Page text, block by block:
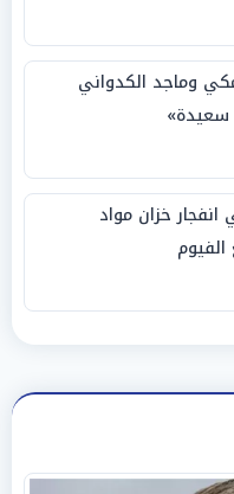
مكي وماجد الكدواني
خزان مواد